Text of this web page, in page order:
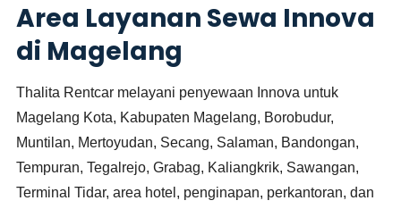
Area Layanan Sewa Innova
di Magelang
Thalita Rentcar melayani penyewaan Innova untuk
Magelang Kota, Kabupaten Magelang, Borobudur,
Muntilan, Mertoyudan, Secang, Salaman, Bandongan,
Tempuran, Tegalrejo, Grabag, Kaliangkrik, Sawangan,
Terminal Tidar, area hotel, penginapan, perkantoran, dan